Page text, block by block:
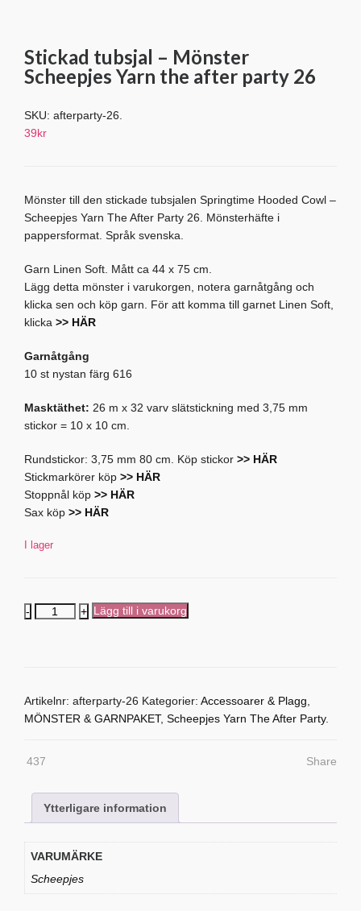
Stickad tubsjal – Mönster
Scheepjes Yarn the after party 26
SKU: afterparty-26
39kr
Mönster till den stickade tubsjalen Springtime Hooded Cowl –
Scheepjes Yarn The After Party 26. Mönsterhäfte i
pappersformat. Språk svenska.
Garn Linen Soft. Mått ca 44 x 75 cm.
Lägg detta mönster i varukorgen, notera garnåtgång och
klicka sen och köp garn. För att komma till garnet Linen Soft,
klicka >> HÄR
Garnåtgång
10 st nystan färg 616
Masktäthet: 26 m x 32 varv slätstickning med 3,75 mm
stickor = 10 x 10 cm.
Rundstickor: 3,75 mm 80 cm. Köp stickor >> HÄR
Stickmarkörer köp >> HÄR
Stoppnål köp >> HÄR
Sax köp >> HÄR
I lager
Stickad
Yarn
the
Lägg till i varukorg
Artikelnr: afterparty-26 Kategorier: Accessoarer & Plagg
MÖNSTER & GARNPAKET, Scheepjes Yarn The After Party.
437 Share
Ytterligare information
VARUMÄRKE
Scheepjes